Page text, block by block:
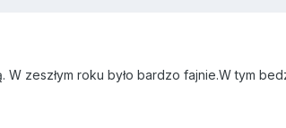
W zeszłym roku było bardzo fajnie.W tym